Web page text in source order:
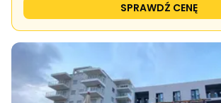
SPRAWDŹ CENĘ